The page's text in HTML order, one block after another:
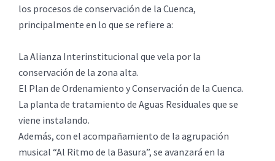
los procesos de conservación de la Cuenca,
principalmente en lo que se refiere a:
La Alianza Interinstitucional que vela por la
conservación de la zona alta.
El Plan de Ordenamiento y Conservación de la Cuenca.
La planta de tratamiento de Aguas Residuales que se
viene instalando.
Además, con el acompañamiento de la agrupación
musical “Al Ritmo de la Basura”, se avanzará en la